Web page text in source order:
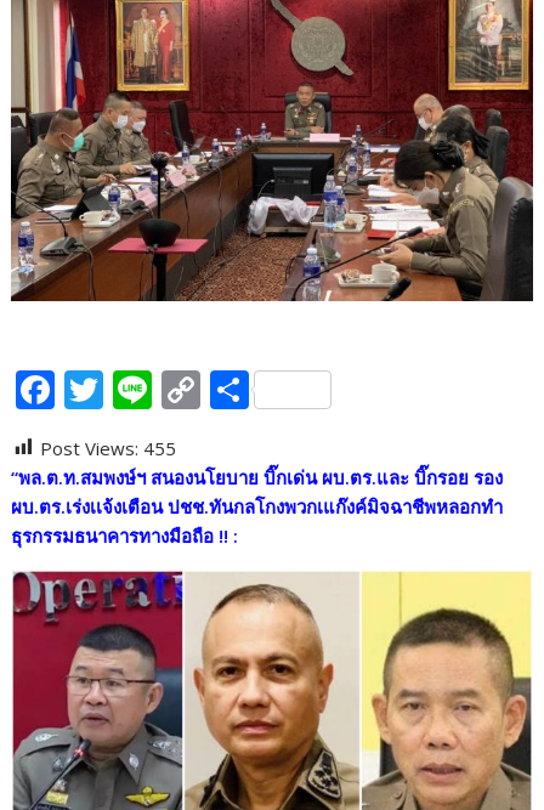
F
ac
e
b
o
o
k
T
w
itt
er
Li
n
e
C
o
p
y
Li
n
k
S
h
ar
e
Post Views: 455
“พล.ต.ท.สมพงษ์ฯ สนองนโยบาย บิ๊กเด่น ผบ.ตร.และ บิ๊กรอย รอง
ผบ.ตร.เร่งเเจ้งเตือน ปชช.ทันกลโกงพวกเแก๊งค์มิจฉาชีพหลอกทำ
ธุรกรรมธนาคารทางมือถือ !! :